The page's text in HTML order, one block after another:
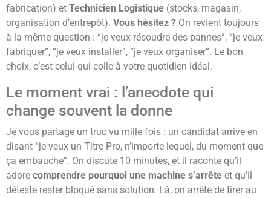
fabrication) et Technicien Logistique (stocks, magasin,
organisation d’entrepôt). Vous hésitez ? On revient toujours
à la même question : “je veux résoudre des pannes”, “je veux
fabriquer”, “je veux installer”, “je veux organiser”. Le bon
choix, c’est celui qui colle à votre quotidien idéal.
Le moment vrai : l’anecdote qui
change souvent la donne
Je vous partage un truc vu mille fois : un candidat arrive en
disant “je veux un Titre Pro, n’importe lequel, du moment que
ça embauche”. On discute 10 minutes, et il raconte qu’il
adore comprendre pourquoi une machine s’arrête et qu’il
déteste rester bloqué sans solution. Là, on arrête de tirer au